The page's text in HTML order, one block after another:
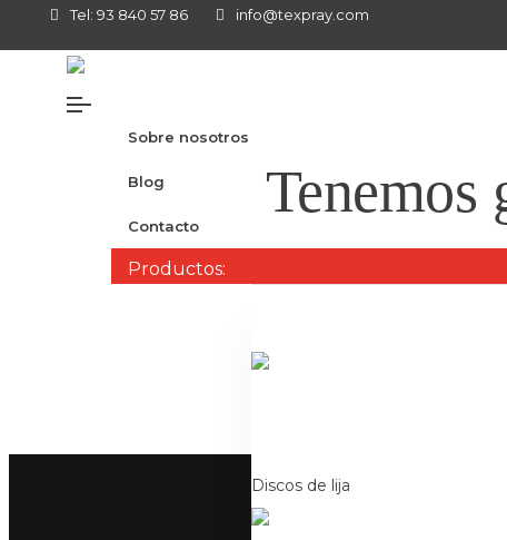
Tel: 93 840 57 86 info@texpray.com
Sobre nosotros
Blog
Contacto
Productos:
Discos de lija
Tenemos